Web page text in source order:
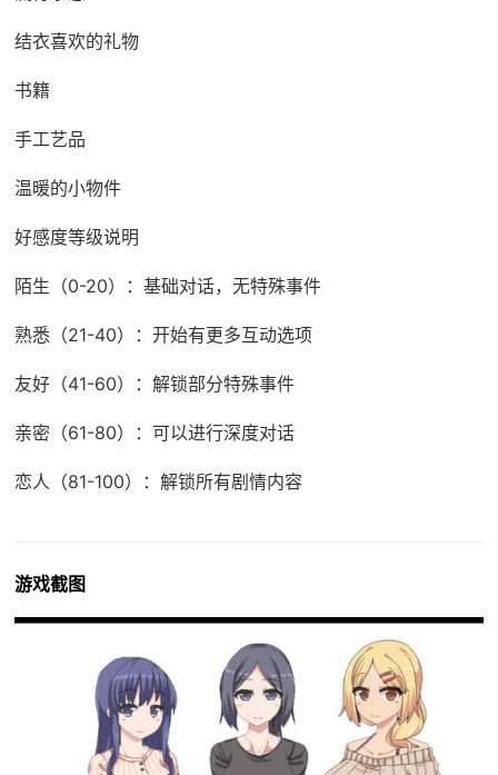
结衣喜欢的礼物
书籍
手工艺品
温暖的小物件
好感度等级说明
陌生（0-20）：基础对话，无特殊事件
熟悉（21-40）：开始有更多互动选项
友好（41-60）：解锁部分特殊事件
亲密（61-80）：可以进行深度对话
恋人（81-100）：解锁所有剧情内容
游戏截图